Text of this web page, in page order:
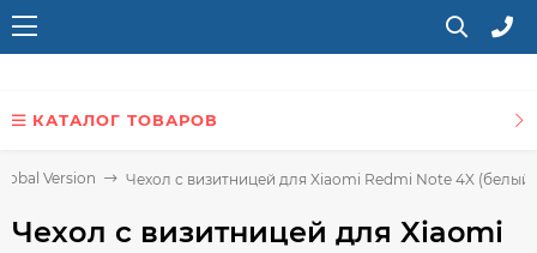
КАТАЛОГ ТОВАРОВ
Version Чехол с визитницей для Xiaomi Redmi Note 4X (белый)
Чехол с визитницей для Xiaomi